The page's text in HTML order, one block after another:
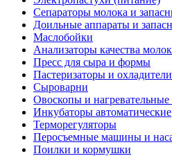
Сепараторы молока и
Доильные аппараты и
Маслобойки
Анализаторы качества
Пресс для сыра и формы
Пастеризаторы и
Сыроварни
Овоскопы и
Инкубаторы автоматические
Терморегуляторы
Перосъемные машины и
Поилки и кормушки